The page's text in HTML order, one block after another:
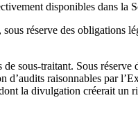
disponibles dans la
réserve des obligations
sous-traitant. Sous réserve
d’audits raisonnables par
la divulgation créerait un